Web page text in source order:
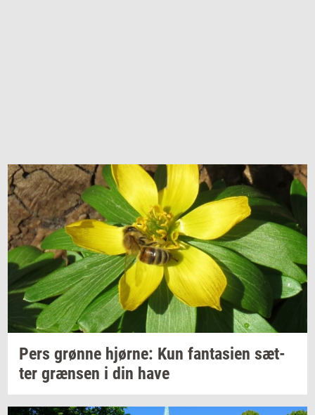
Pers grøn­ne hjør­ne: Kun fan­ta­si­en sæt­
ter græn­sen i din have